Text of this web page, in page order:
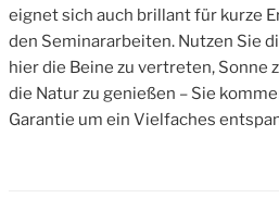
eignet sich auch brillant für kurze
den Seminararbeiten. Nutzen Sie
hier die Beine zu vertreten, Sonne
die Natur zu genießen – Sie
Garantie um ein Vielfaches